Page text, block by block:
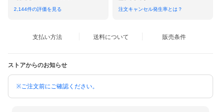
※操作コード・チェーンの長さについて！
プリーツスクリーン もなみ グランツ
もなみグランツは生地背面をつまんで溶着加工した部分にコード
を通す構造で部屋側にはコード穴やコードが出ないプリーツスク
リーンです。よりクオリティの高い窓まわりを演出することがで
きます。
2,144件の評価を見る 注文キャンセル発生率とは？
支払い方法 送料について 販売条件
ストアからのお知らせ
※ご注文前にご確認ください。